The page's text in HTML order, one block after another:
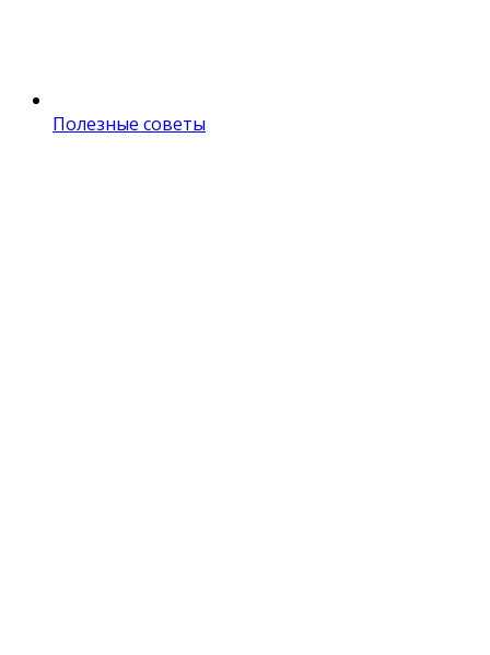
Полезные советы